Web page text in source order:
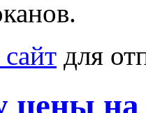
для
цены